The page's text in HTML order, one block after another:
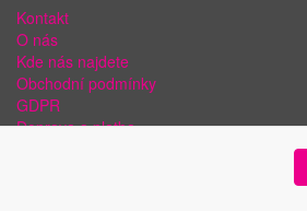
Kontakt
O nás
Kde nás najdete
Obchodní podmínky
GDPR
Doprava a platba